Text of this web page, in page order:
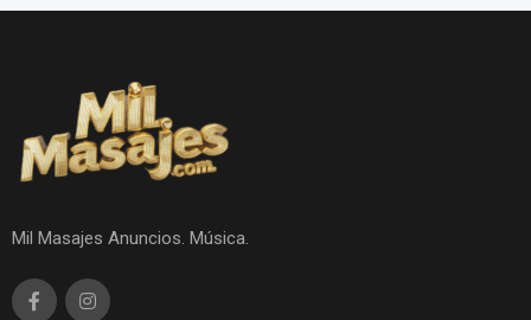
Mil Masajes Anuncios. Música.